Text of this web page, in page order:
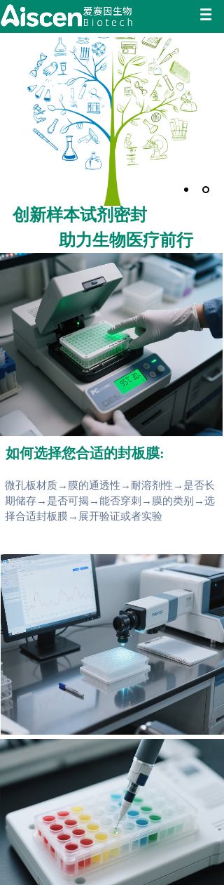
创新样本试剂密封
助力生物医疗前行
创新样本试剂密封
助力生物医疗前行
微孔板材质→膜的通透性→耐溶剂性→是否长
期储存→是否可揭→能否穿刺→膜的类别→选
择合适封板膜→展开验证或者实验
如何选择您合适的封板膜:
以客户为中心，想客户所想，努力为客户
提供优质服务。
免费体验